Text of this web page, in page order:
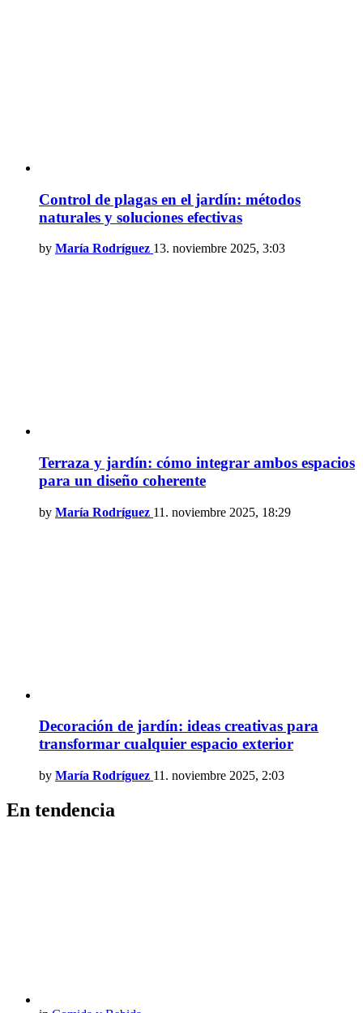
Control de plagas en el jardín: métodos
naturales y soluciones efectivas
by María Rodríguez 13. noviembre 2025, 3:03
Terraza y jardín: cómo integrar ambos espacios
para un diseño coherente
by María Rodríguez 11. noviembre 2025, 18:29
Decoración de jardín: ideas creativas para
transformar cualquier espacio exterior
by María Rodríguez 11. noviembre 2025, 2:03
En tendencia